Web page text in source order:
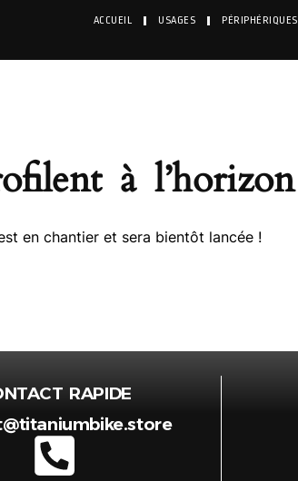
ACCUEIL USAGES PÉRIPHÉRIQUES
à l’horizon
en chantier et sera bientôt lancée !
RAPIDE